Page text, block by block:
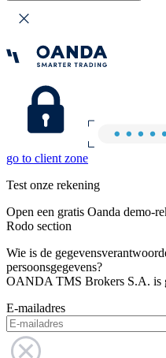
go to client zone
Test onze rekening
Open een gratis Oanda demo-
Rodo section
Wie is de
persoonsgegevens?
OANDA TMS Brokers S.A. is
E-mailadres